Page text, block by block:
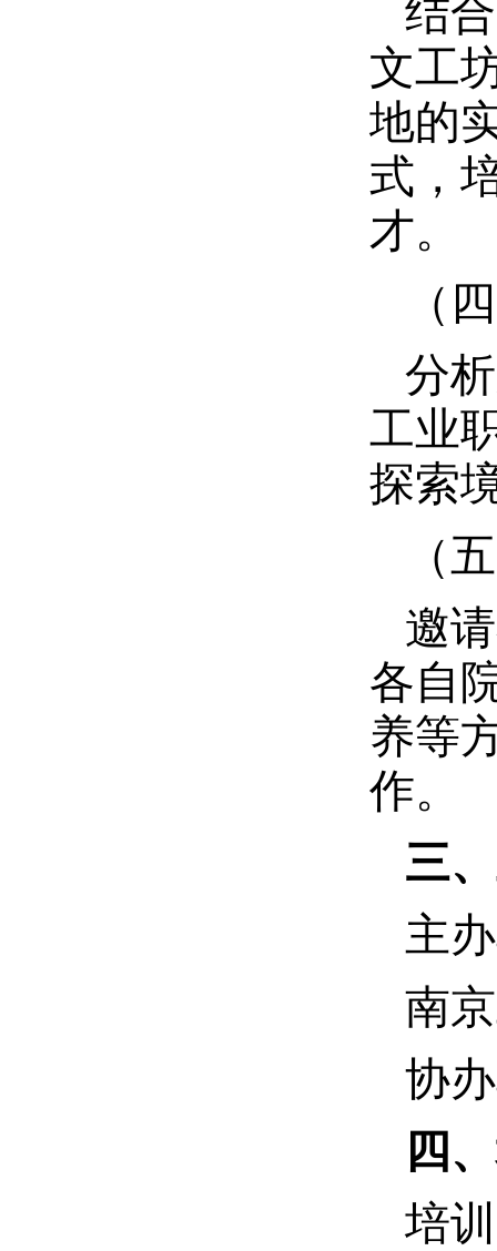
结
文工
地的
式，
才。
（
分
工业
探索
（
邀
各自
养等
作。
三
主
南
协
四
培